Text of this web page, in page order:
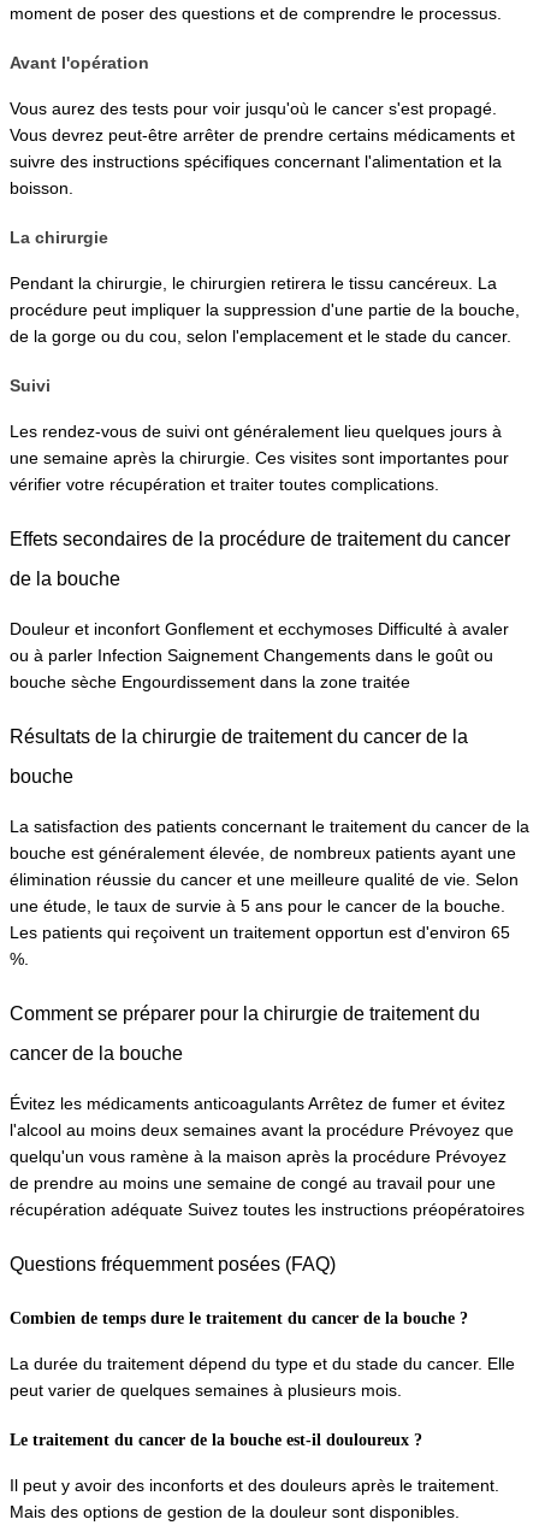
moment de poser des questions et de comprendre le processus.
Avant l'opération
Vous aurez des tests pour voir jusqu'où le cancer s'est propagé.
Vous devrez peut-être arrêter de prendre certains médicaments et
suivre des instructions spécifiques concernant l'alimentation et la
boisson.
La chirurgie
Pendant la chirurgie, le chirurgien retirera le tissu cancéreux. La
procédure peut impliquer la suppression d'une partie de la bouche,
de la gorge ou du cou, selon l'emplacement et le stade du cancer.
Suivi
Les rendez-vous de suivi ont généralement lieu quelques jours à
une semaine après la chirurgie. Ces visites sont importantes pour
vérifier votre récupération et traiter toutes complications.
Effets secondaires de la procédure de traitement du cancer
de la bouche
Douleur et inconfort Gonflement et ecchymoses Difficulté à avaler
ou à parler Infection Saignement Changements dans le goût ou
bouche sèche Engourdissement dans la zone traitée
Résultats de la chirurgie de traitement du cancer de la
bouche
La satisfaction des patients concernant le traitement du cancer de la
bouche est généralement élevée, de nombreux patients ayant une
élimination réussie du cancer et une meilleure qualité de vie. Selon
une étude, le taux de survie à 5 ans pour le cancer de la bouche.
Les patients qui reçoivent un traitement opportun est d'environ 65
%.
Comment se préparer pour la chirurgie de traitement du
cancer de la bouche
Évitez les médicaments anticoagulants Arrêtez de fumer et évitez
l'alcool au moins deux semaines avant la procédure Prévoyez que
quelqu'un vous ramène à la maison après la procédure Prévoyez
de prendre au moins une semaine de congé au travail pour une
récupération adéquate Suivez toutes les instructions préopératoires
Questions fréquemment posées (FAQ)
Combien de temps dure le traitement du cancer de la bouche ?
La durée du traitement dépend du type et du stade du cancer. Elle
peut varier de quelques semaines à plusieurs mois.
Le traitement du cancer de la bouche est-il douloureux ?
Il peut y avoir des inconforts et des douleurs après le traitement.
Mais des options de gestion de la douleur sont disponibles.